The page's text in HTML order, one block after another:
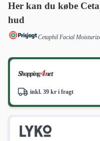
Her kan du købe
hud
Cetaphil Facial
inkl. 39 kr i fragt